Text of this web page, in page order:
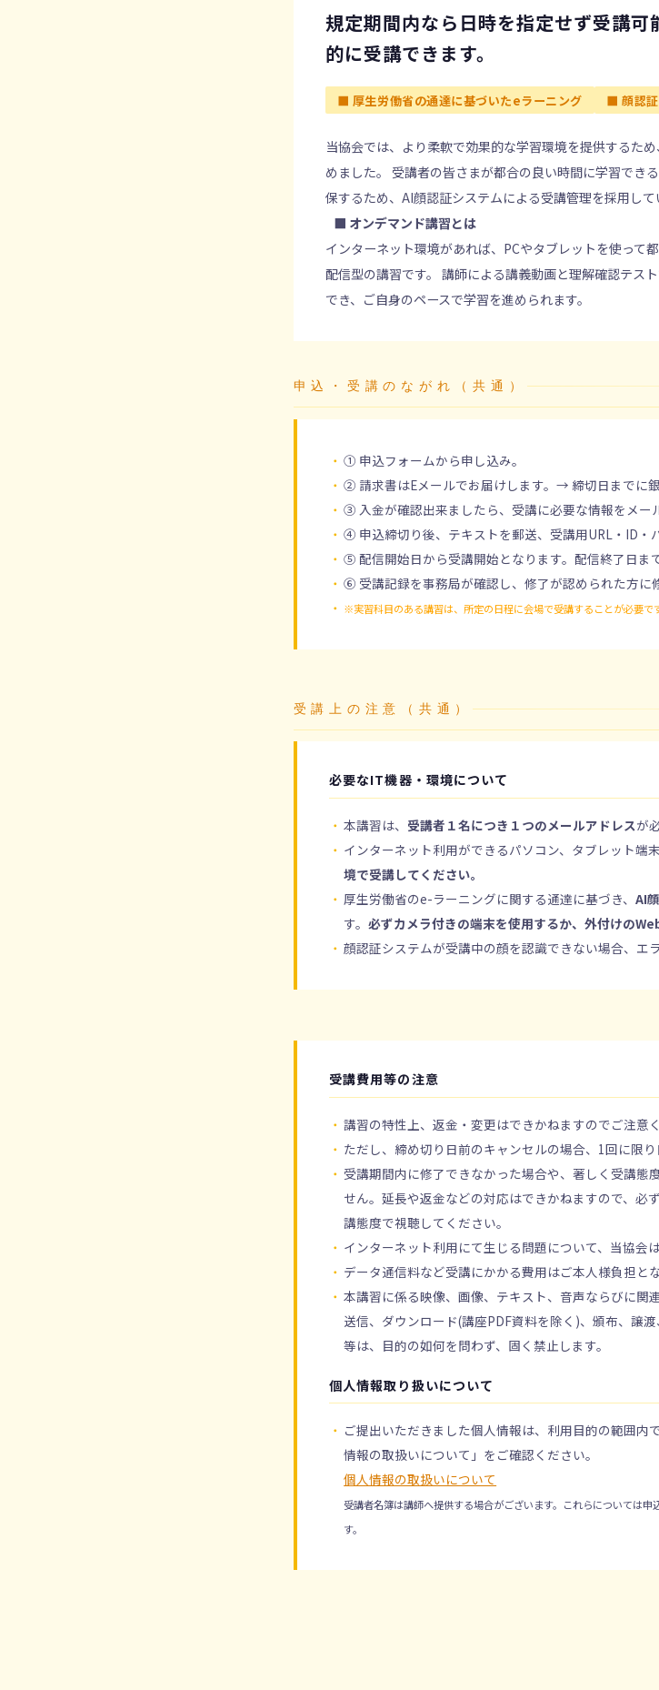
規定期間内なら日時を指定せず受講可
的に受講できます。
■ 厚生労働省の通達に基づいたeラーニング ■ 顔認
当協会では、より柔軟で効果的な学習環境を提供するた
めました。 受講者の皆さまが都合の良い時間に学習でき
保するため、AI顔認証システムによる受講管理を採用して
■ オンデマンド講習とは
インターネット環境があれば、PCやタブレットを使って
配信型の講習です。 講師による講義動画と理解確認テス
でき、ご自身のペースで学習を進められます。
申込・受講のながれ（共通）
① 申込フォームから申し込み。
② 請求書はEメールでお届けします。→ 締切日までに銀
③ 入金が確認出来ましたら、受講に必要な情報をメー
④ 申込締切り後、テキストを郵送、受講用URL・ID・
⑤ 配信開始日から受講開始となります。配信終了日ま
⑥ 受講記録を事務局が確認し、修了が認められた方に
※実習科目のある講習は、所定の日程に会場で受講することが必要です
受講上の注意（共通）
必要なIT機器・環境について
本講習は、 受講者１名につき１つのメールアドレスが
インターネット利用ができるパソコン、タブレット端
境で受講してください。
厚生労働省のe-ラーニングに関する通達に基づき、AI
す。必ずカメラ付きの端末を使用するか、外付けの
顔認証システムが受講中の顔を認識できない場合、エ
受講費用等の注意
講習の特性上、返金・変更はできかねますのでご注意く
ただし、締め切り日前のキャンセルの場合、1回に限り
受講期間内に修了できなかった場合や、著しく受講態
せん。延長や返金などの対応はできかねますので、必
講態度で視聴してください。
インターネット利用にて生じる問題について、当協会
データ通信料など受講にかかる費用はご本人様負担とな
本講習に係る映像、画像、テキスト、音声ならびに関
送信、ダウンロード(講座PDF資料を除く)、頒布、譲
等は、目的の如何を問わず、固く禁止します。
個人情報取り扱いについて
ご提出いただきました個人情報は、利用目的の範囲内
情報の取扱いについて」をご確認ください。
個人情報の取扱いについて
受講者名簿は講師へ提供する場合がございます。これらについては
す。